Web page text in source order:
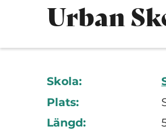
Urban
Skola:
Plats:
Längd: